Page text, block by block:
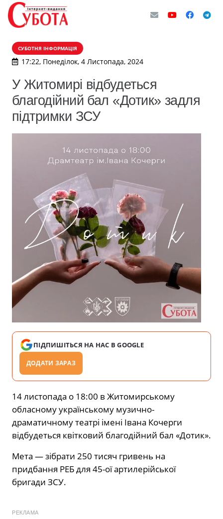
СУБОТНЯ ІНФОРМАЦІЯ
17:22, Понеділок, 4 Листопада, 2024
У Житомирі відбудеться
благодійний бал «Дотик» задля
підтримки ЗСУ
ПІДПИШІТЬСЯ НА НАС В GOOGLE
ДОДАТИ ЗАРАЗ
14 листопада о 18:00 в Житомирському
обласному українському музично-
драматичному театрі імені Івана Кочерги
відбудеться квітковий благодійний бал «Дотик».
Мета — зібрати 250 тисяч гривень на
придбання РЕБ для 45-ої артилерійської
бригади ЗСУ.
РЕКЛАМА